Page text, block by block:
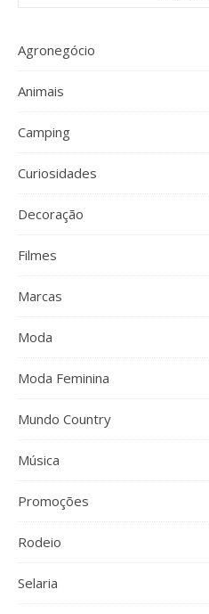
Agronegócio
Animais
Camping
Curiosidades
Decoração
Filmes
Marcas
Moda
Moda Feminina
Mundo Country
Música
Promoções
Rodeio
Selaria